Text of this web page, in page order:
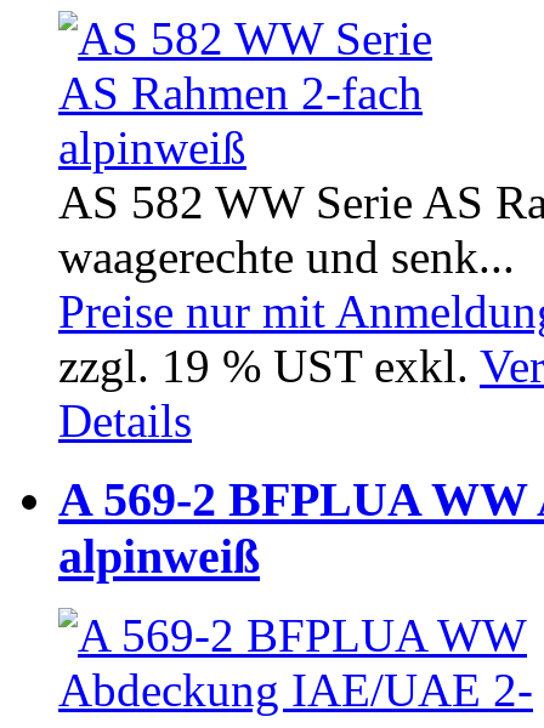
AS 582 WW Serie AS
waagerechte und senk...
Preise nur mit
zzgl. 19 % UST exkl.
Details
A 569-2 BFPLUA
alpinweiß